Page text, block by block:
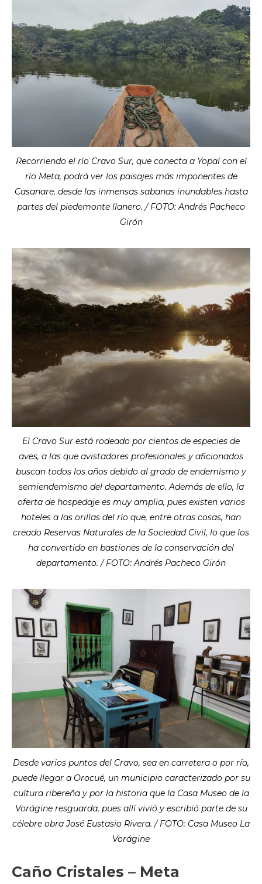
Recorriendo el río Cravo Sur, que conecta a Yopal con el
río Meta, podrá ver los paisajes más imponentes de
Casanare, desde las inmensas sabanas inundables hasta
partes del piedemonte llanero. / FOTO: Andrés Pacheco
Girón
El Cravo Sur está rodeado por cientos de especies de
aves, a las que avistadores profesionales y aficionados
buscan todos los años debido al grado de endemismo y
semiendemismo del departamento. Además de ello, la
oferta de hospedaje es muy amplia, pues existen varios
hoteles a las orillas del río que, entre otras cosas, han
creado Reservas Naturales de la Sociedad Civil, lo que los
ha convertido en bastiones de la conservación del
departamento. / FOTO: Andrés Pacheco Girón
Desde varios puntos del Cravo, sea en carretera o por río,
puede llegar a Orocué, un municipio caracterizado por su
cultura ribereña y por la historia que la Casa Museo de la
Vorágine resguarda, pues allí vivió y escribió parte de su
célebre obra José Eustasio Rivera. / FOTO: Casa Museo La
Vorágine
Caño Cristales – Meta